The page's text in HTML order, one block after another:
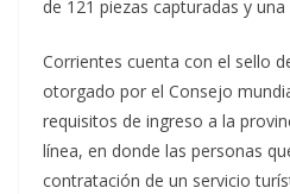
de 121 piezas capturadas y
Corrientes cuenta con el sello
otorgado por el Consejo
requisitos de ingreso a la
línea, en donde las personas
contratación de un servicio